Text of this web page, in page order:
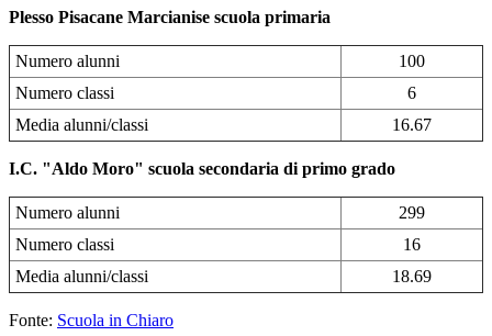
Plesso Pisacane Marcianise scuola primaria
Numero alunni
100
Numero classi
6
Media alunni/classi
16.67
I.C. "Aldo Moro" scuola secondaria di primo grado
Numero alunni
299
Numero classi
16
Media alunni/classi
18.69
Fonte: Scuola in Chiaro